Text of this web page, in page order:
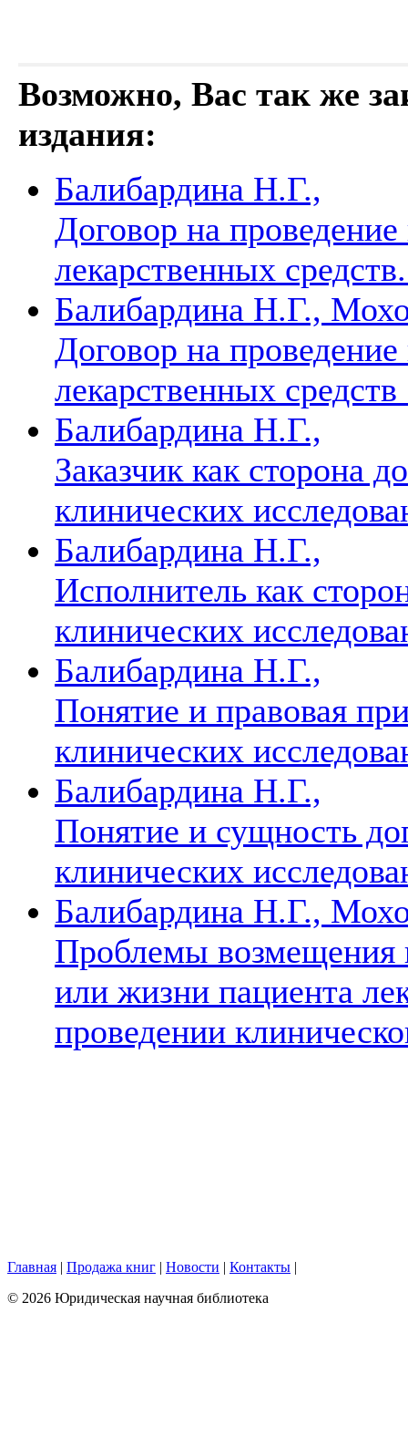
Возможно, Вас так же
издания:
Балибардина Н.Г.,
Договор на
лекарственных
Балибардина Н.Г.,
Договор на
лекарственных средств
Балибардина Н.Г.,
Заказчик как сторона
клинических
Балибардина Н.Г.,
Исполнитель как
клинических
Балибардина Н.Г.,
Понятие и правовая
клинических
Балибардина Н.Г.,
Понятие и сущность
клинических
Балибардина Н.Г.,
Проблемы возмещения
или жизни пациента
проведении
Главная | Продажа книг | Новости | Контакты |
© 2026 Юридическая научная библиотека